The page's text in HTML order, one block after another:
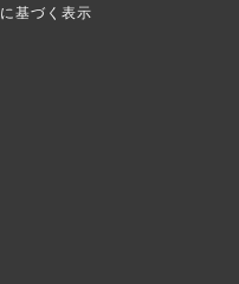
基づく表示